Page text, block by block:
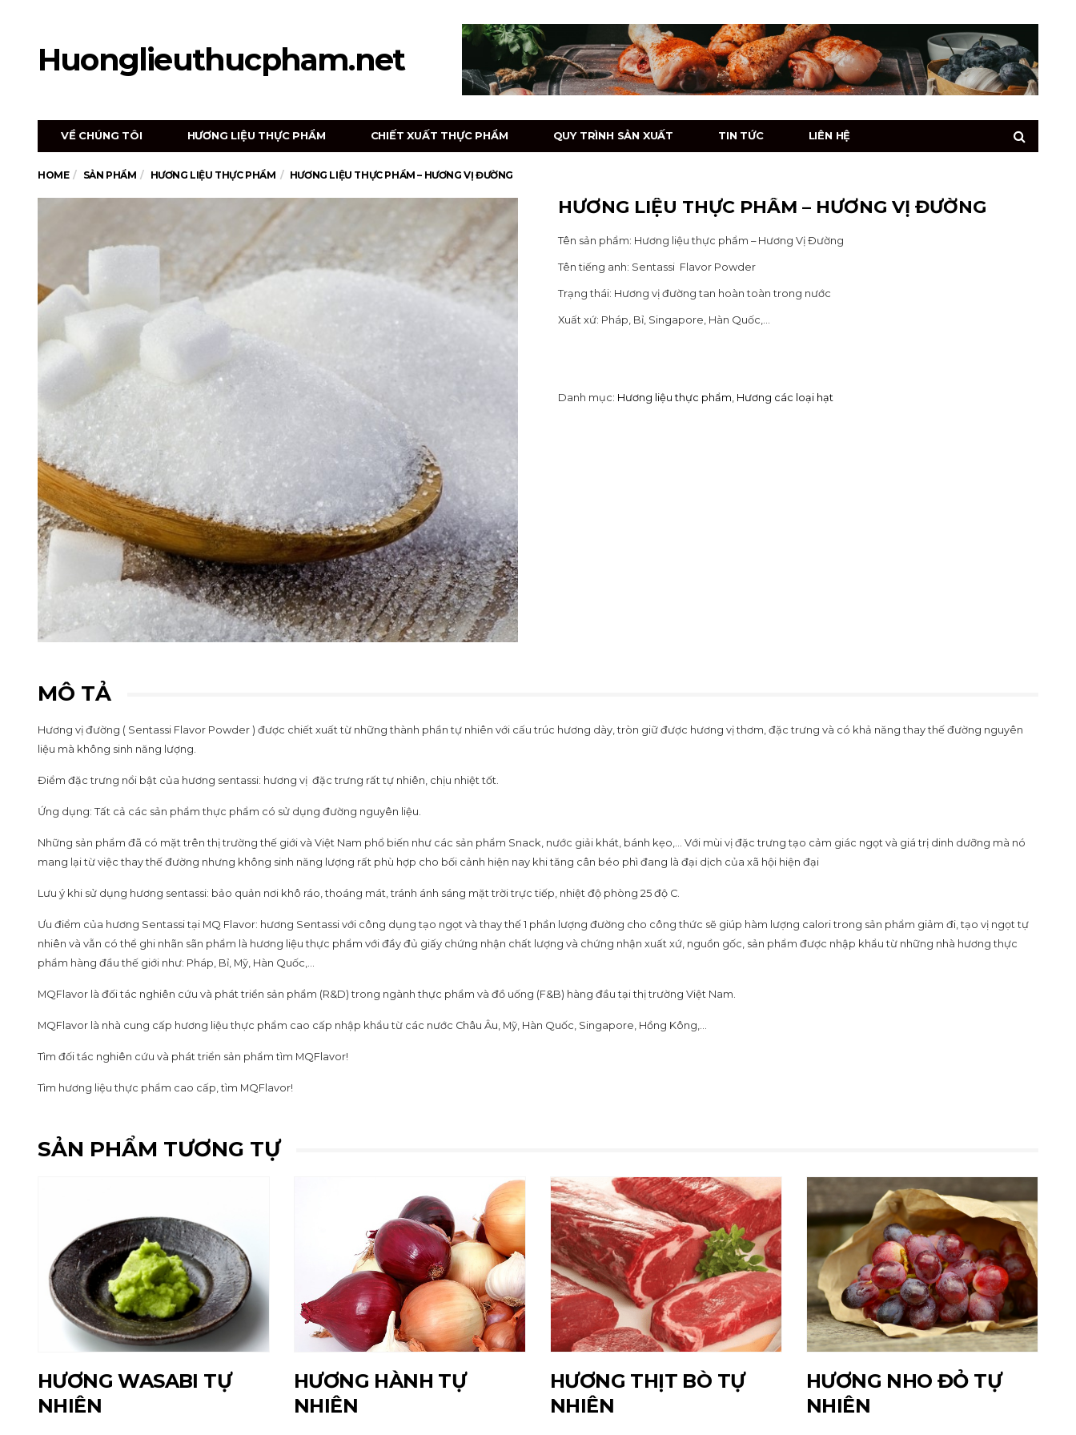
Huonglieuthucpham.net
VỀ CHÚNG TÔI HƯƠNG LIỆU THỰC PHẨM CHIẾT XUẤT THỰC PHẨM QUY TRÌNH SẢN XUẤT TIN TỨC LIÊN HỆ
HOME SẢN PHẨM HƯƠNG LIỆU THỰC PHẨM HƯƠNG LIỆU THỰC PHẨM – HƯƠNG VỊ ĐƯỜNG
HƯƠNG LIỆU THỰC PHẨM – HƯƠNG VỊ ĐƯỜNG
Tên sản phẩm: Hương liệu thực phẩm – Hương Vị Đường
Tên tiếng anh: Sentassi Flavor Powder
Trạng thái: Hương vị đường tan hoàn toàn trong nước
Xuất xứ: Pháp, Bỉ, Singapore, Hàn Quốc,…
Danh mục: Hương liệu thực phẩm, Hương các loại hạt
MÔ TẢ
Hương vị đường ( Sentassi Flavor Powder ) được chiết xuất từ những thành phần tự nhiên với cấu trúc hương dày, tròn giữ được hương vị thơm, đặc trưng và có khả năng thay thế đường nguyên
liệu mà không sinh năng lượng.
Điểm đặc trưng nổi bật của hương sentassi: hương vị đặc trưng rất tự nhiên, chịu nhiệt tốt.
Ứng dụng: Tất cả các sản phẩm thực phẩm có sử dụng đường nguyên liệu.
Những sản phẩm đã có mặt trên thị trường thế giới và Việt Nam phổ biến như các sản phẩm Snack, nước giải khát, bánh kẹo,… Với mùi vị đặc trưng tạo cảm giác ngọt và giá trị dinh dưỡng mà nó
mang lại từ việc thay thế đường nhưng không sinh năng lượng rất phù hợp cho bối cảnh hiện nay khi tăng cân béo phì đang là đại dịch của xã hội hiện đại
Lưu ý khi sử dụng hương sentassi: bảo quản nơi khô ráo, thoáng mát, tránh ánh sáng mặt trời trực tiếp, nhiệt độ phòng 25 độ C.
Ưu điểm của hương Sentassi tại MQ Flavor: hương Sentassi với công dụng tạo ngọt và thay thế 1 phần lượng đường cho công thức sẽ giúp hàm lượng calori trong sản phẩm giảm đi, tạo vị ngọt tự
nhiên và vẫn có thể ghi nhãn sãn phẩm là hương liệu thực phẩm với đầy đủ giấy chứng nhận chất lượng và chứng nhận xuất xứ, nguồn gốc, sản phẩm được nhập khẩu từ những nhà hương thực
phẩm hàng đầu thế giới như: Pháp, Bỉ, Mỹ, Hàn Quốc,…
MQFlavor là đối tác nghiên cứu và phát triển sản phẩm (R&D) trong ngành thực phẩm và đồ uống (F&B) hàng đầu tại thị trường Việt Nam.
MQFlavor là nhà cung cấp hương liệu thực phẩm cao cấp nhập khẩu từ các nước Châu Âu, Mỹ, Hàn Quốc, Singapore, Hồng Kông,…
Tìm đối tác nghiên cứu và phát triển sản phẩm tìm MQFlavor!
Tìm hương liệu thực phẩm cao cấp, tìm MQFlavor!
SẢN PHẨM TƯƠNG TỰ
HƯƠNG WASABI TỰ
NHIÊN
HƯƠNG HÀNH TỰ
NHIÊN
HƯƠNG THỊT BÒ TỰ
NHIÊN
HƯƠNG NHO ĐỎ TỰ
NHIÊN